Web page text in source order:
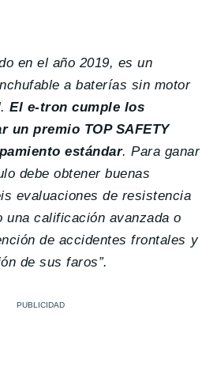
en el año 2019, es un
a baterías sin motor
El e-tron cumple los
un premio TOP SAFETY
estándar. Para ganar
debe obtener buenas
evaluaciones de resistencia
una calificación avanzada o
de accidentes frontales y
de sus faros”.